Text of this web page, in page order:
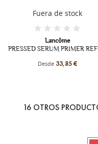
Fuera de stock
Lancôme
PRESSED SERUM PRIMER
Desde 33,85 €
16 OTROS